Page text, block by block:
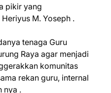
pikir yang
M. Yoseph .
tenaga Guru
Raya agar menjadi
komunitas
rekan guru, internal
nya .